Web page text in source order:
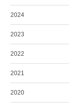
2024
2023
2022
2021
2020